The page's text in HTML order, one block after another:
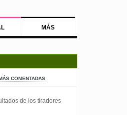
MÁS
MÁS COMENTADAS
de los tiradores